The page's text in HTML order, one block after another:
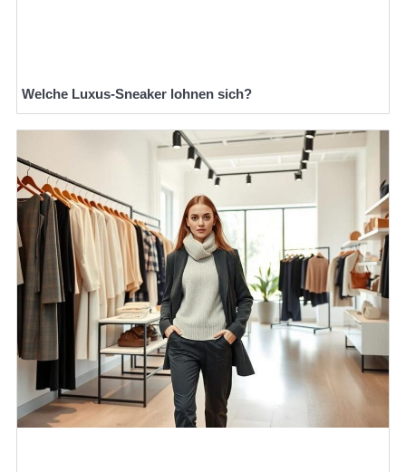
Welche Luxus-Sneaker lohnen sich?